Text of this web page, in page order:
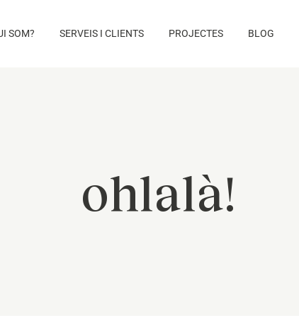
SOM? SERVEIS I CLIENTS PROJECTES BLOG
ohlalà!